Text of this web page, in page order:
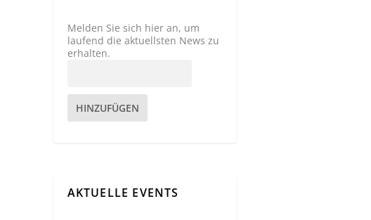
Melden Sie sich hier an, um
laufend die aktuellsten News zu
erhalten.
HINZUFÜGEN
AKTUELLE EVENTS